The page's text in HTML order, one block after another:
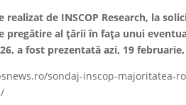
de INSCOP Research, la
pregătire al țării în fața unui
a fost prezentată azi, 19
sondaj-inscop-majoritatea-